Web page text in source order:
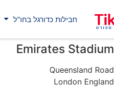
חבילות כדורגל בחו"ל
Emirates Stadium
Queensland Road
London England